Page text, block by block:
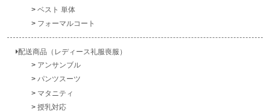
ベスト 単体
フォーマルコート
配送商品（レディース礼服喪服）
アンサンブル
パンツスーツ
マタニティ
授乳対応